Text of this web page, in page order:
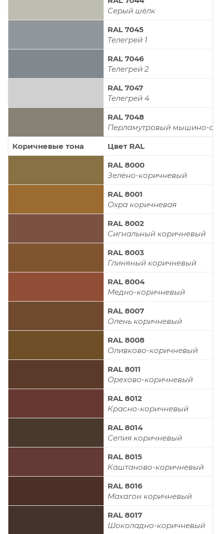
Серый шёлк
RAL 7045
Телегрей 1
RAL 7046
Телегрей 2
RAL 7047
Телегрей 4
RAL 7048
Перламутровый мышино-
Коричневые тона
Цвет RAL
RAL 8000
Зелёно-коричневый
RAL 8001
Охра коричневая
RAL 8002
Сигнальный коричневый
RAL 8003
Глиняный коричневый
RAL 8004
Медно-коричневый
RAL 8007
Олень коричневый
RAL 8008
Оливково-коричневый
RAL 8011
Орехово-коричневый
RAL 8012
Красно-коричневый
RAL 8014
Сепия коричневый
RAL 8015
Каштаново-коричневый
RAL 8016
Махагон коричневый
RAL 8017
Шоколадно-коричневый